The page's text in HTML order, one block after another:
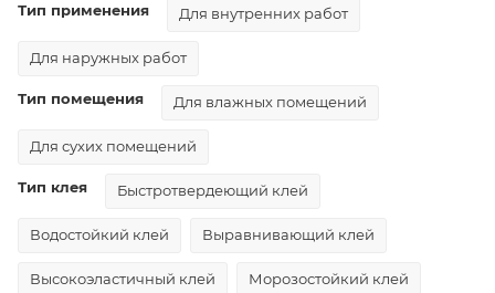
Тип применения Для внутренних работ
Для наружных работ
Тип помещения Для влажных помещений
Для сухих помещений
Тип клея Быстротвердеющий клей
Водостойкий клей Выравнивающий клей
Высокоэластичный клей Морозостойкий клей